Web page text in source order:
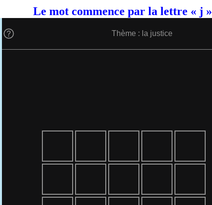
Le mot commence par la lettre « j
Thème : la justice